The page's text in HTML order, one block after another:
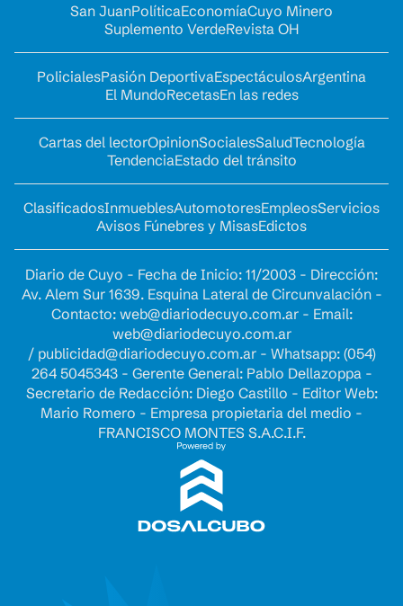
San JuanPolíticaEconomíaCuyo Minero
Suplemento VerdeRevista OH
PolicialesPasión DeportivaEspectáculosArgentina
El MundoRecetasEn las redes
Cartas del lectorOpinionSocialesSaludTecnología
TendenciaEstado del tránsito
ClasificadosInmueblesAutomotoresEmpleosServicios
Avisos Fúnebres y MisasEdictos
Diario de Cuyo - Fecha de Inicio: 11/2003 - Dirección:
Av. Alem Sur 1639. Esquina Lateral de Circunvalación -
Contacto: web@diariodecuyo.com.ar- Email:
web@diariodecuyo.com.ar
/ publicidad@diariodecuyo.com.ar- Whatsapp: (054)
264 5045343 - Gerente General: Pablo Dellazoppa -
Secretario de Redacción: Diego Castillo - Editor Web:
Mario Romero - Empresa propietaria del medio -
FRANCISCO MONTES S.A.C.I.F.